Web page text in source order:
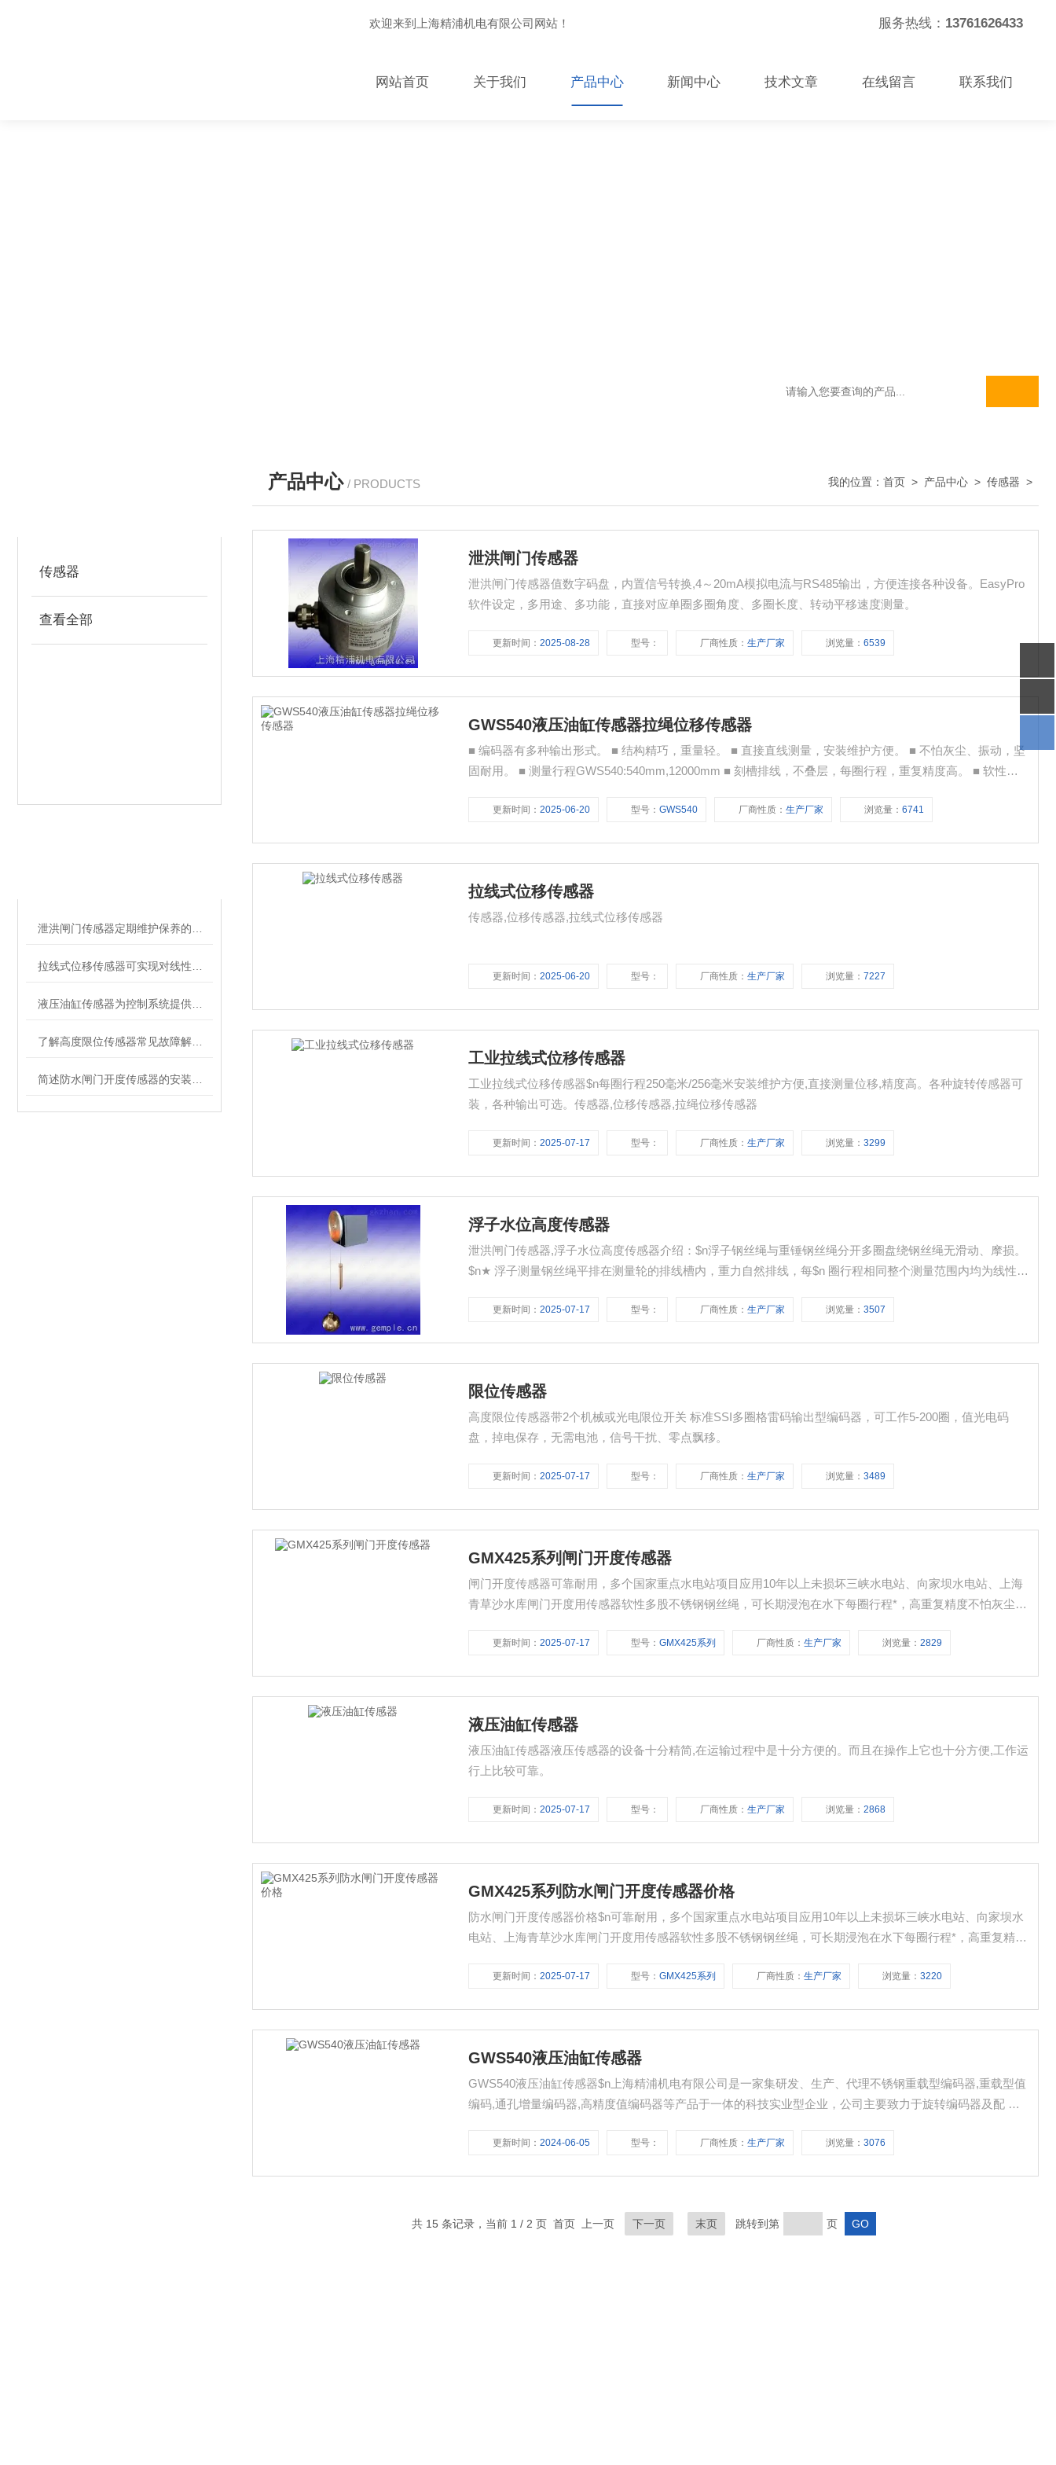
欢迎来到上海精浦机电有限公司网站！ 服务热线： 13761626433
网站首页 关于我们 产品中心 新闻中心 技术文章 在线留言 联系我们
传感器
查看全部
产品中心 / PRODUCTS 我的位置： 首页 > 产品中心 > 传感器 >
泄洪闸门传感器
泄洪闸门传感器值数字码盘，内置信号转换,4～20mA模拟电流与RS485输出，方便连接各种设备。EasyPro
软件设定，多用途、多功能，直接对应单圈多圈角度、多圈长度、转动平移速度测量。
更新时间：2025-08-28 型号： 厂商性质：生产厂家 浏览量：6539
GWS540液压油缸传感器拉绳位移传感器
■ 编码器有多种输出形式。 ■ 结构精巧，重量轻。 ■ 直接直线测量，安装维护方便。 ■ 不怕灰尘、振动，坚
固耐用。 ■ 测量行程GWS540:540mm,12000mm ■ 刻槽排线，不叠层，每圈行程，重复精度高。 ■ 软性多
更新时间：2025-06-20 型号：GWS540 厂商性质：生产厂家 浏览量：6741
拉线式位移传感器
传感器,位移传感器,拉线式位移传感器
更新时间：2025-06-20 型号： 厂商性质：生产厂家 浏览量：7227
工业拉线式位移传感器
工业拉线式位移传感器$n每圈行程250毫米/256毫米安装维护方便,直接测量位移,精度高。各种旋转传感器可
装，各种输出可选。传感器,位移传感器,拉绳位移传感器
更新时间：2025-07-17 型号： 厂商性质：生产厂家 浏览量：3299
浮子水位高度传感器
泄洪闸门传感器,浮子水位高度传感器介绍：$n浮子钢丝绳与重锤钢丝绳分开多圈盘绕钢丝绳无滑动、摩损。
$n★ 浮子测量钢丝绳平排在测量轮的排线槽内，重力自然排线，每$n 圈行程相同整个测量范围内均为线性测
$n★ 其连接误差降至Z小.重锤行程相对水位按比例减小。$n★ 钢丝绳、浮子均选用不锈钢材料对于海边测量
更新时间：2025-07-17 型号： 厂商性质：生产厂家 浏览量：3507
限位传感器
高度限位传感器带2个机械或光电限位开关 标准SSI多圈格雷码输出型编码器，可工作5-200圈，值光电码
盘，掉电保存，无需电池，信号干扰、零点飘移。
更新时间：2025-07-17 型号： 厂商性质：生产厂家 浏览量：3489
GMX425系列闸门开度传感器
闸门开度传感器可靠耐用，多个国家重点水电站项目应用10年以上未损坏三峡水电站、向家坝水电站、上海
青草沙水库闸门开度用传感器软性多股不锈钢钢丝绳，可长期浸泡在水下每圈行程*，高重复精度不怕灰尘、
更新时间：2025-07-17 型号：GMX425系列 厂商性质：生产厂家 浏览量：2829
液压油缸传感器
液压油缸传感器液压传感器的设备十分精简,在运输过程中是十分方便的。而且在操作上它也十分方便,工作运
行上比较可靠。
更新时间：2025-07-17 型号： 厂商性质：生产厂家 浏览量：2868
GMX425系列防水闸门开度传感器价格
防水闸门开度传感器价格$n可靠耐用，多个国家重点水电站项目应用10年以上未损坏三峡水电站、向家坝水
电站、上海青草沙水库闸门开度用传感器软性多股不锈钢钢丝绳，可长期浸泡在水下每圈行程*，高重复精度
更新时间：2025-07-17 型号：GMX425系列 厂商性质：生产厂家 浏览量：3220
GWS540液压油缸传感器
GWS540液压油缸传感器$n上海精浦机电有限公司是一家集研发、生产、代理不锈钢重载型编码器,重载型值
编码,通孔增量编码器,高精度值编码器等产品于一体的科技实业型企业，公司主要致力于旋转编码器及配 套
更新时间：2024-06-05 型号： 厂商性质：生产厂家 浏览量：3076
共 15 条记录，当前 1 / 2 页 首页 上一页 下一页 末页 跳转到第 页